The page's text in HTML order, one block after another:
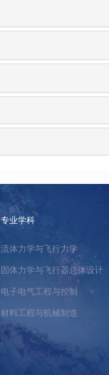
专业学科
流体力学与飞行力学
固体力学与飞行器总体设计
电子电气工程与控制
材料工程与机械制造